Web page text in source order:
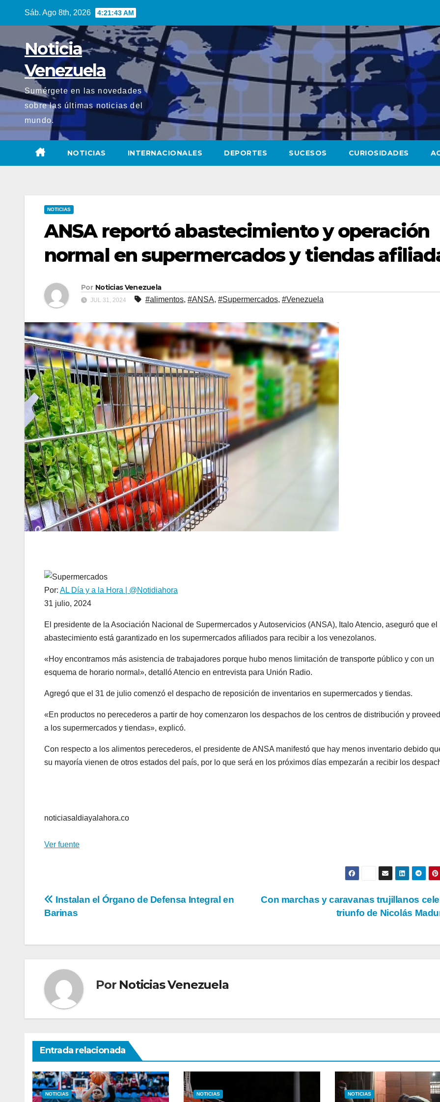
Sáb. Ago 8th, 2026 4:21:44 AM
Noticia
Venezuela
Sumérgete en las novedades
sobre las últimas noticias del
mundo.
NOTICIAS INTERNACIONALES DEPORTES SUCESOS CURIOSIDADES
NOTICIAS
ANSA reportó abastecimiento y operación
normal en supermercados y tiendas
Por Noticias Venezuela
JUL 31, 2024 #alimentos, #ANSA, #Supermercados, #Venezuela
Por: AL Día y a la Hora | @Notidiahora
31 julio, 2024
El presidente de la Asociación Nacional de Supermercados y Autoservicios (ANSA), Italo Atencio, aseguró que el
abastecimiento está garantizado en los supermercados afiliados para recibir a los venezolanos.
«Hoy encontramos más asistencia de trabajadores porque hubo menos limitación de transporte público y con un
esquema de horario normal», detalló Atencio en entrevista para Unión Radio.
Agregó que el 31 de julio comenzó el despacho de reposición de inventarios en supermercados y tiendas.
«En productos no perecederos a partir de hoy comenzaron los despachos de los centros de distribución y
a los supermercados y tiendas», explicó.
Con respecto a los alimentos perecederos, el presidente de ANSA manifestó que hay menos inventario debido
su mayoría vienen de otros estados del país, por lo que será en los próximos días empezarán a recibir los
noticiasaldiayalahora.co
Ver fuente
Navegación
entradas
Con marchas y caravanas trujillanos
triunfo de Nicolás
Instalan el Órgano de Defensa Integral en
Barinas
Por Noticias Venezuela
Entrada relacionada
NOTICIAS NOTICIAS NOTICIAS